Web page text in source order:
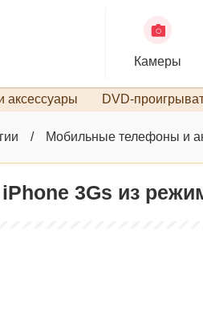
Камеры
аксессуары DVD-
Мобильные телефоны и
3Gs из